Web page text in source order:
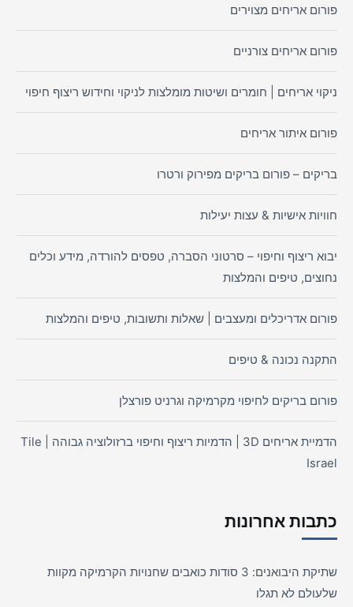
פורום אריחים מצוירים
פורום אריחים צורניים
ניקוי אריחים | חומרים ושיטות מומלצות לניקוי וחידוש ריצוף חיפוי
פורום איתור אריחים
בריקים – פורום בריקים מפירוק ורטרו
חוויות אישיות & עצות יעילות
יבוא ריצוף וחיפוי – סרטוני הסברה, טפסים להורדה, מידע וכלים
נחוצים, טיפים והמלצות
פורום אדריכלים ומעצבים | שאלות ותשובות, טיפים והמלצות
התקנה נכונה & טיפים
פורום בריקים לחיפוי מקרמיקה וגרניט פורצלן
הדמיית אריחים 3D | הדמיות ריצוף וחיפוי ברזולוציה גבוהה | Tile
Israel
כתבות אחרונות
שתיקת היבואנים: 3 סודות כואבים שחנויות הקרמיקה מקוות
שלעולם לא תגלו